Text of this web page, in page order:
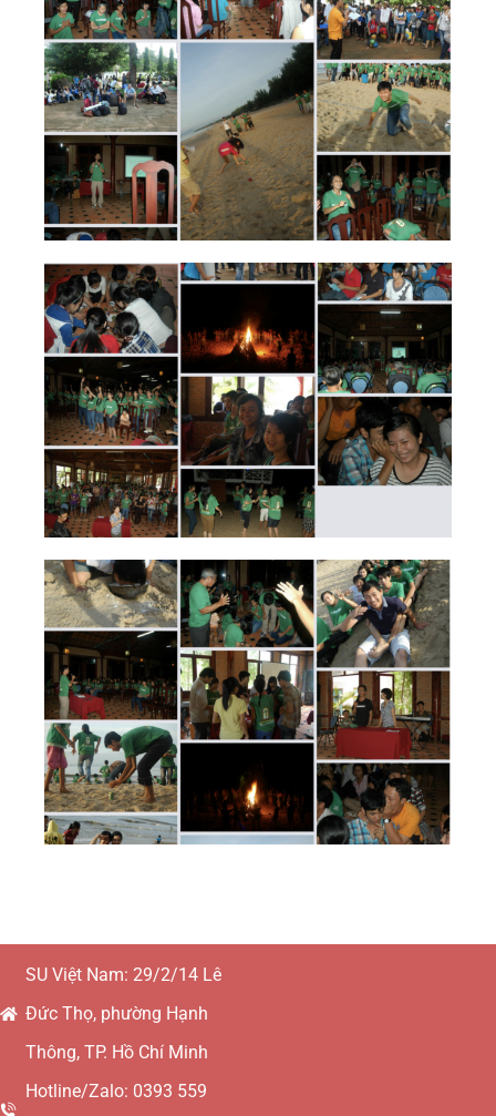
SU Việt Nam: 29/2/14 Lê
Đức Thọ, phường Hạnh
Thông, TP. Hồ Chí Minh
Hotline/Zalo: 0393 559